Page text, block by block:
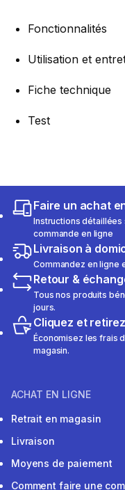
Fonctionnalités
Utilisation et
Fiche technique
Test
Faire un achat
Instructions
commande en ligne
Livraison à
Commandez en ligne
Retour &
Tous nos produits
jours.
Cliquez et retirez
Économisez les frais
magasin.
ACHAT EN LIGNE
Retrait en magasin
Livraison
Moyens de paiement
Comment faire une